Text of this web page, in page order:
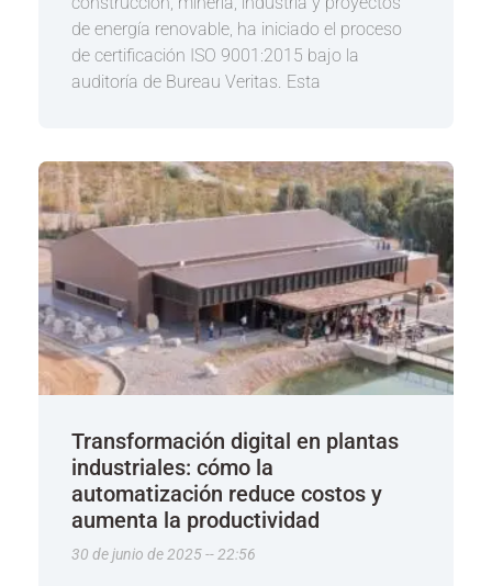
de energía renovable, ha iniciado el proceso
de certificación ISO 9001:2015 bajo la
auditoría de Bureau Veritas. Esta
Transformación digital en plantas
industriales: cómo la
automatización reduce costos y
aumenta la productividad
30 de junio de 2025 22:56